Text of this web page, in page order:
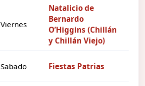
Viernes
Natalicio de
Bernardo
O’Higgins (Chillán
y Chillán Viejo)
Sabado Fiestas Patrias